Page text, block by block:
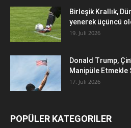
Birleşik Krallık,
yenerek üçüncü
19. Juli 2026
Donald Trump,
Manipüle Etmekle
17. Juli 2026
POPÜLER KATEGORILER